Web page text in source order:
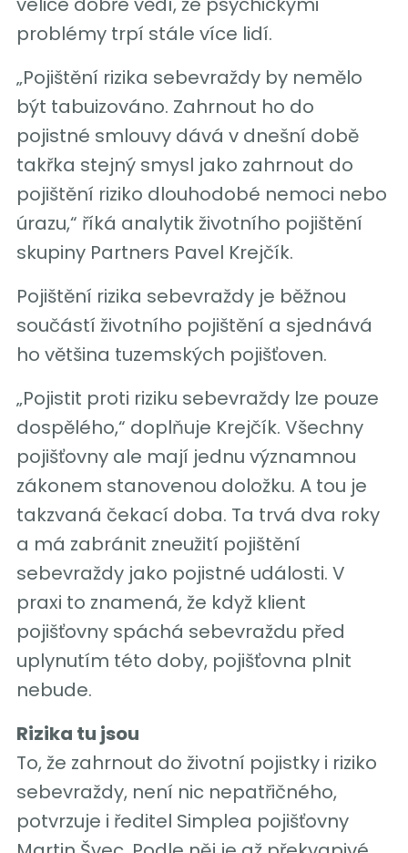
problémy trpí stále více lidí.
„Pojištění rizika sebevraždy by nemělo
být tabuizováno. Zahrnout ho do
pojistné smlouvy dává v dnešní době
takřka stejný smysl jako zahrnout do
pojištění riziko dlouhodobé nemoci nebo
úrazu,“ říká analytik životního pojištění
skupiny Partners Pavel Krejčík.
Pojištění rizika sebevraždy je běžnou
součástí životního pojištění a sjednává
ho většina tuzemských pojišťoven.
„Pojistit proti riziku sebevraždy lze pouze
dospělého,“ doplňuje Krejčík. Všechny
pojišťovny ale mají jednu významnou
zákonem stanovenou doložku. A tou je
takzvaná čekací doba. Ta trvá dva roky
a má zabránit zneužití pojištění
sebevraždy jako pojistné události. V
praxi to znamená, že když klient
pojišťovny spáchá sebevraždu před
uplynutím této doby, pojišťovna plnit
nebude.
Rizika tu jsou
To, že zahrnout do životní pojistky i riziko
sebevraždy, není nic nepatřičného,
potvrzuje i ředitel Simplea pojišťovny